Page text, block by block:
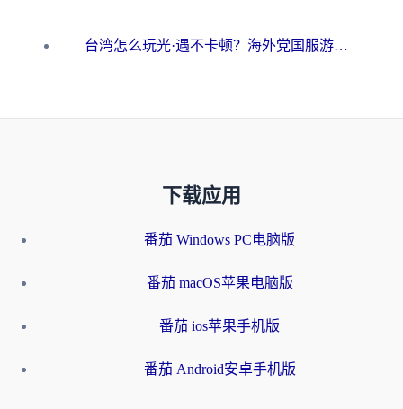
台湾怎么玩光·遇不卡顿？海外党国服游戏加速终极攻略（附实测体验）
下载应用
番茄 Windows PC电脑版
番茄 macOS苹果电脑版
番茄 ios苹果手机版
番茄 Android安卓手机版